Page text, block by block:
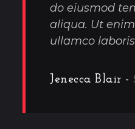
do eiusmod
aliqua. Ut
ullamco
Jenecca Blair -